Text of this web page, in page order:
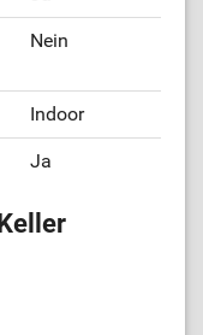
Nein
Indoor
Ja